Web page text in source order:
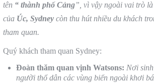
tên “ thành phố Cảng”, vì vậy ngoài vai trò
của Úc, Sydney còn thu hút nhiều du khách
tham quan.
Quý khách tham quan Sydney:
Đoàn thăm quan vịnh Watsons: Nơi
người thổ dân các vùng biển ngoài khơi